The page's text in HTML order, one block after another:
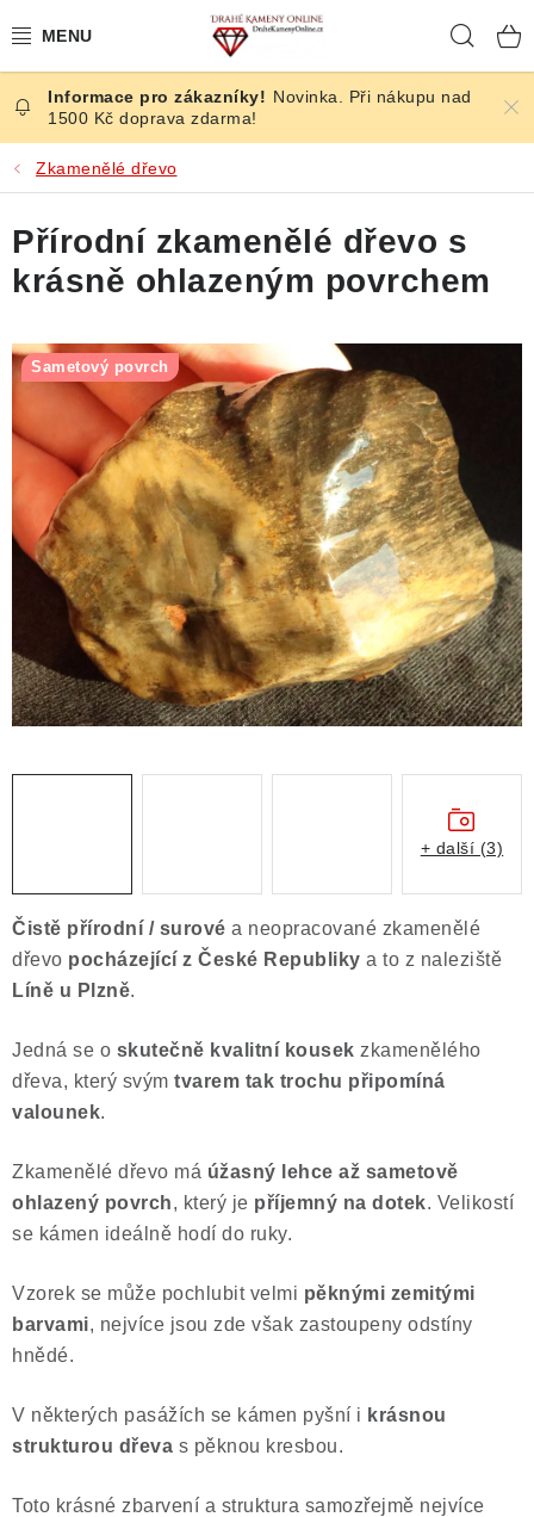
na
ČESKÉ KAMENY
ŠPERKY
KAMENY ZE SVĚTA
BROUŠENÉ
SLEVY
KRYSTALY
ČLÁNKY
NALEZIŠTĚ
NÁŠ PŘÍBĚH
VIDEOGALERIE
Obchodní podmínky
Ochrana osobních údajů
Výkup minerálů a drahých kamenů
Formulář pro odstoupení od smlouvy
Novinka. Při nákupu nad
1500 Kč doprava zdarma!
Zkamenělé dřevo
Čistě přírodní / surové a neopracované zkamenělé
dřevo pocházející z České Republiky a to z naleziště
Líně u Plzně.
Jedná se o skutečně kvalitní kousek zkamenělého
dřeva, který svým tvarem tak trochu připomíná
valounek.
Zkamenělé dřevo má úžasný lehce až sametově
ohlazený povrch, který je příjemný na dotek. Velikostí
se kámen ideálně hodí do ruky.
Vzorek se může pochlubit velmi pěknými zemitými
barvami, nejvíce jsou zde však zastoupeny odstíny
hnědé.
V některých pasážích se kámen pyšní i krásnou
strukturou dřeva s pěknou kresbou.
Toto krásné zbarvení a struktura samozřejmě nejvíce
Přírodní zkamenělé dřevo s
krásně ohlazeným povrchem
Sametový povrch
+ další (3)